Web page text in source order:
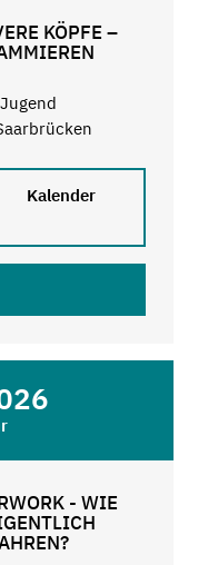
KÖPFE –
Kalender
- WIE